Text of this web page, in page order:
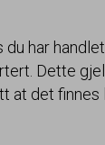
har
Dette
at det